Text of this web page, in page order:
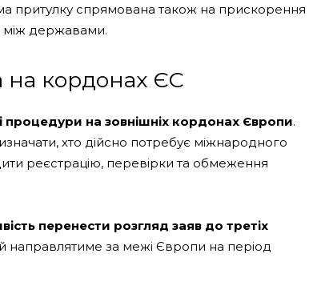
притулку спрямована також на прискорення
між державами.
на кордонах ЄС
процедури на зовнішніх кордонах Європи.
хто дійсно потребує міжнародного
реєстрацію, перевірки та обмеження
перенести розгляд заяв до третіх
направлятиме за межі Європи на період